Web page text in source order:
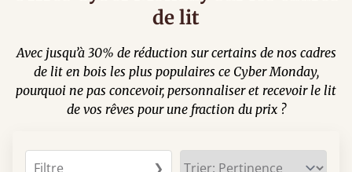
de lit
Avec jusqu’à 30% de réduction sur certains de nos cadres
de lit en bois les plus populaires ce Cyber Monday,
pourquoi ne pas concevoir, personnaliser et recevoir le lit
de vos rêves pour une fraction du prix ?
Filtre ❯